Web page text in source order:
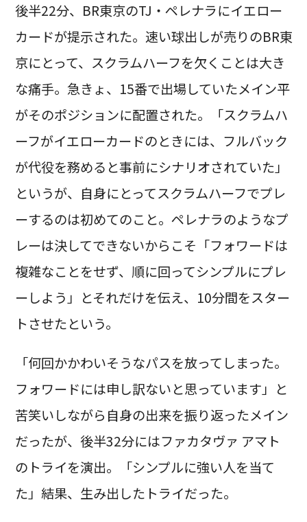
後半22分、BR東京のTJ・ペレナラにイエロー
カードが提示された。速い球出しが売りのBR東
京にとって、スクラムハーフを欠くことは大き
な痛手。急きょ、15番で出場していたメイン平
がそのポジションに配置された。「スクラムハ
ーフがイエローカードのときには、フルバック
が代役を務めると事前にシナリオされていた」
というが、自身にとってスクラムハーフでプレ
ーするのは初めてのこと。ペレナラのようなプ
レーは決してできないからこそ「フォワードは
複雑なことをせず、順に回ってシンプルにプレ
ーしよう」とそれだけを伝え、10分間をスター
トさせたという。
「何回かかわいそうなパスを放ってしまった。
フォワードには申し訳ないと思っています」と
苦笑いしながら自身の出来を振り返ったメイン
だったが、後半32分にはファカタヴァ アマト
のトライを演出。「シンプルに強い人を当て
た」結果、生み出したトライだった。